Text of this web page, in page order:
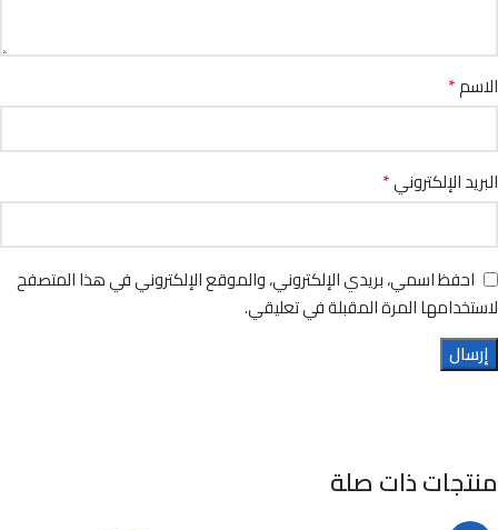
الاسم*
البريد الإلكتروني*
احفظ اسمي، بريدي الإلكتروني، والموقع الإلكتروني في هذا المتصفح
لاستخدامها المرة المقبلة في تعليقي.
منتجات ذات صلة